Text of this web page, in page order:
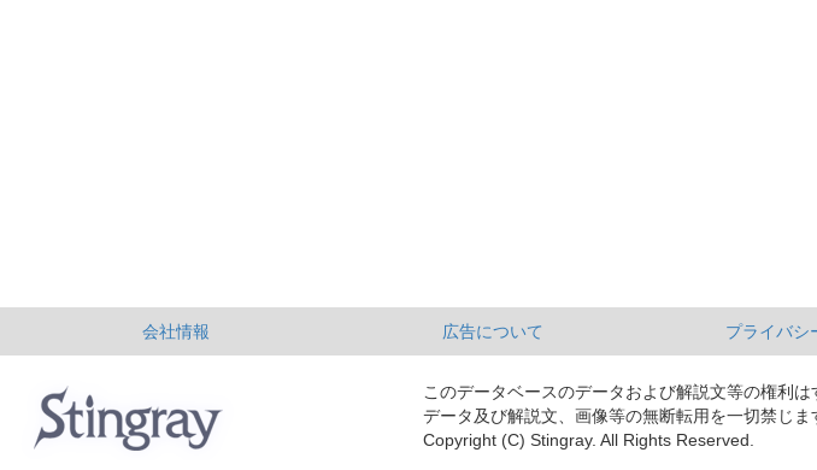
会社情報 広告について プライバシ
このデータベースのデータおよび解説文等の権利
データ及び解説文、画像等の無断転用を一切禁じま
Copyright (C) Stingray. All Rights Reserved.